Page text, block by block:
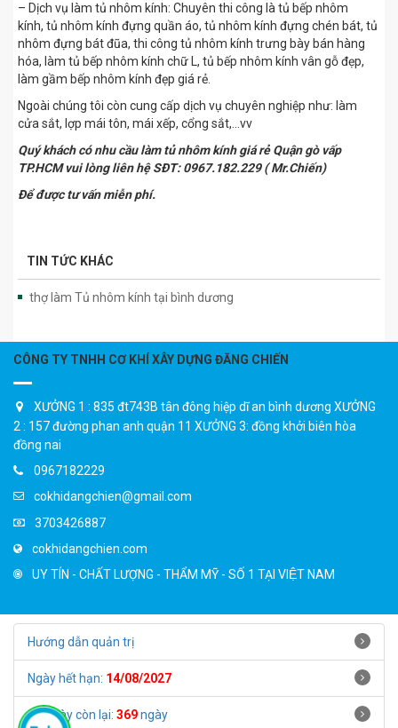
– Dịch vụ làm tủ nhôm kính: Chuyên thi công là tủ bếp nhôm
kính, tủ nhôm kính đựng quần áo, tủ nhôm kính đựng chén bát, tủ
nhôm đựng bát đũa, thi công tủ nhôm kính trưng bày bán hàng
hóa, làm tủ bếp nhôm kính chữ L, tủ bếp nhôm kính vân gỗ đẹp,
làm gầm bếp nhôm kính đẹp giá rẻ.
Ngoài chúng tôi còn cung cấp dịch vụ chuyên nghiệp như: làm
cửa sắt, lợp mái tôn, mái xếp, cổng sắt,…vv
Quý khách có nhu cầu làm tủ nhôm kính giá rẻ Quận gò vấp
TP.HCM vui lòng liên hệ SĐT: 0967.182.229 ( Mr.Chiến)
Để được tư vấn miễn phí.
TIN TỨC KHÁC
thợ làm Tủ nhôm kính tại bình dương
CÔNG TY TNHH CƠ KHÍ XÂY DỰNG ĐĂNG CHIẾN
XƯỞNG 1 : 835 đt743B tân đông hiệp dĩ an bình dương XƯỞNG
2 : 157 đường phan anh quận 11 XƯỞNG 3: đồng khởi biên hòa
đồng nai
0967182229
cokhidangchien@gmail.com
3703426887
cokhidangchien.com
UY TÍN - CHẤT LƯỢNG - THẨM MỸ - SỐ 1 TẠI VIỆT NAM
Hướng dẫn quản trị
Ngày hết hạn: 14/08/2027
Số ngày còn lại: 369ngày